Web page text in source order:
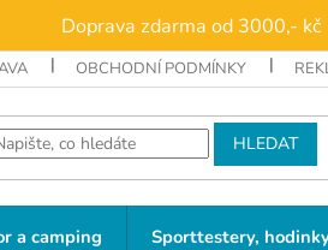
Doprava zdarma od 3000,- kč
OBCHODNÍ PODMÍNKY
HLEDAT
a camping Sporttestery,